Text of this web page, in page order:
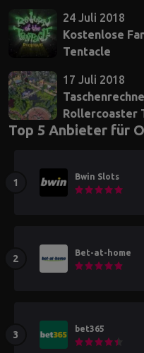
24 Juli 2018
Kostenlose
Tentacle
17 Juli 2018
Rollercoaster
Top 5 Anbieter für
Bwin Slots
Bet-at-home
bet365